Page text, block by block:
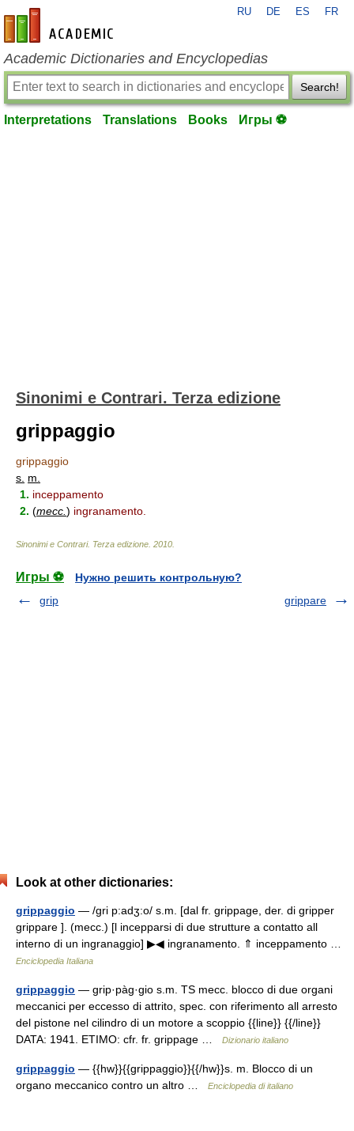
en-academic.com
RU DE ES FR
Academic Dictionaries and Encyclopedias
Search!
Interpretations Translations Books Игры ⚽
Sinonimi e Contrari. Terza edizione
grippaggio
grippaggio
s. m.
1. inceppamento
2. (mecc. ) ingranamento.
Sinonimi e Contrari. Terza edizione 2010
Игры ⚽
Нужно решить контрольную?
grip
grippare
Look at other dictionaries:
grippaggio — /gri p:adʒ:o/ s.m. [dal fr. grippage, der. di gripper
grippare ]. (mecc.) [l incepparsi di due strutture a contatto all
interno di un ingranaggio] ▶◀ ingranamento. ⇑ inceppamento …
Enciclopedia Italiana
grippaggio — grip·pàg·gio s.m. TS mecc. blocco di due organi
meccanici per eccesso di attrito, spec. con riferimento all arresto
del pistone nel cilindro di un motore a scoppio {{line}} {{/line}}
DATA: 1941. ETIMO: cfr. fr. grippage …
Dizionario italiano
grippaggio — {{hw}}{{grippaggio}}{{/hw}}s. m. Blocco di un
organo meccanico contro un altro …
Enciclopedia di italiano